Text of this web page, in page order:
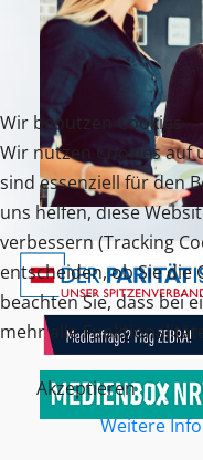
Wir benutzen Cookies
Wir nutzen Cookies auf
sind essenziell für den
uns helfen, diese
verbessern (Tracking
entscheiden, ob Sie die
beachten Sie, dass bei
mehr alle
Akzeptieren
Weitere